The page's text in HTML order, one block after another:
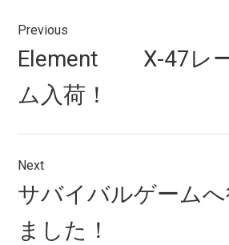
投
稿
ナ
ビ
ゲ
ー
シ
ョ
Previous
Previous
post:
Element X-47レ
ム入荷！
Next
Next
post:
サバイバルゲームへ
ました！